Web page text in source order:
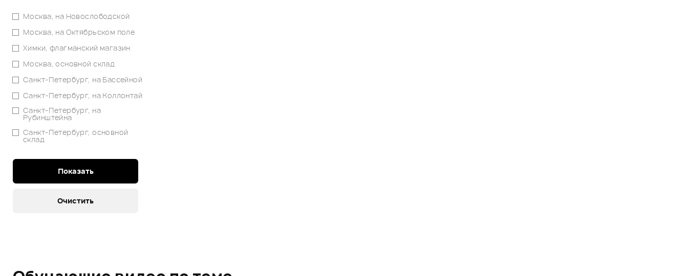
Москва, на Новослободской
Москва, на Октябрьском поле
Химки, флагманский магазин
Москва, основной склад
Санкт-Петербург, на Бассейной
Санкт-Петербург, на Коллонтай
Санкт-Петербург, на
Рубинштейна
Санкт-Петербург, основной
склад